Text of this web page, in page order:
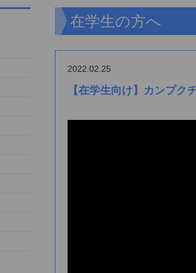
在学生の方へ
2022.02.25
【在学生向け】カンプ